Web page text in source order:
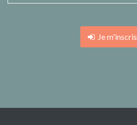
Je m'inscris